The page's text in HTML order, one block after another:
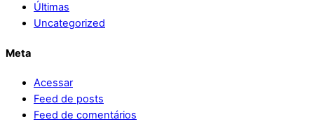
Últimas
Uncategorized
Meta
Acessar
Feed de posts
Feed de comentários